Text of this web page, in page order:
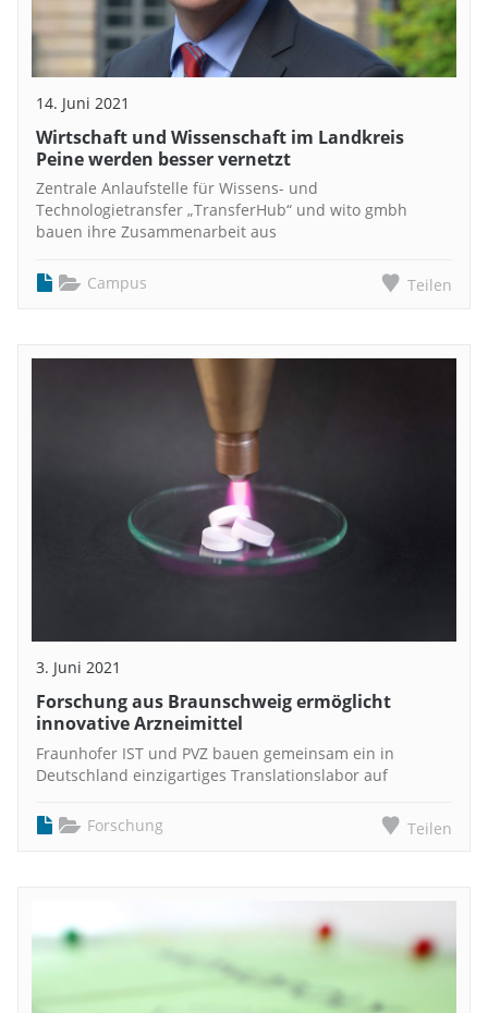
14. Juni 2021
Wirtschaft und Wissenschaft im Landkreis
Peine werden besser vernetzt
Zentrale Anlaufstelle für Wissens- und
Technologietransfer „TransferHub“ und wito gmbh
bauen ihre Zusammenarbeit aus
Campus Teilen
3. Juni 2021
Forschung aus Braunschweig ermöglicht
innovative Arzneimittel
Fraunhofer IST und PVZ bauen gemeinsam ein in
Deutschland einzigartiges Translationslabor auf
Forschung Teilen